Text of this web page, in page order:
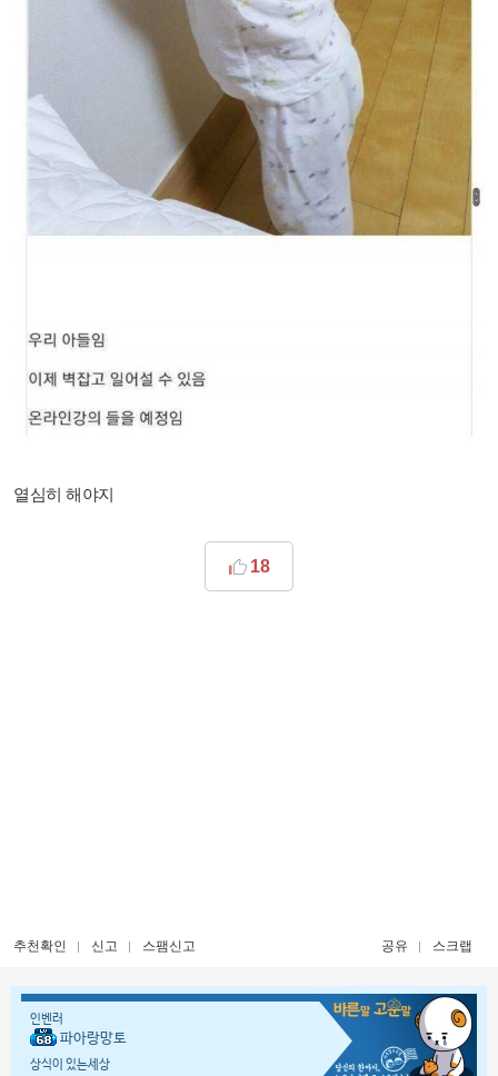
열심히 해야지
18
추천확인 신고 스팸신고 공유 스크랩
인벤러
파아랑망토
상식이 있는세상